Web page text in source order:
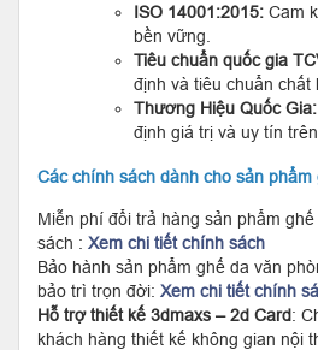
ISO 14001:2015: Cam
bền vững.
Tiêu chuẩn quốc gia
định và tiêu chuẩn chất
Thương Hiệu Quốc Gia:
định giá trị và uy tín
Các chính sách dành cho sản
Miễn phí đổi trả hàng sản phẩm
sách : Xem chi tiết chính sách
Bảo hành sản phẩm ghế da văn
bảo trì trọn đời: Xem chi tiết chính
Hỗ trợ thiết kế 3dmaxs – 2d Card:
khách hàng thiết kế không gian nội